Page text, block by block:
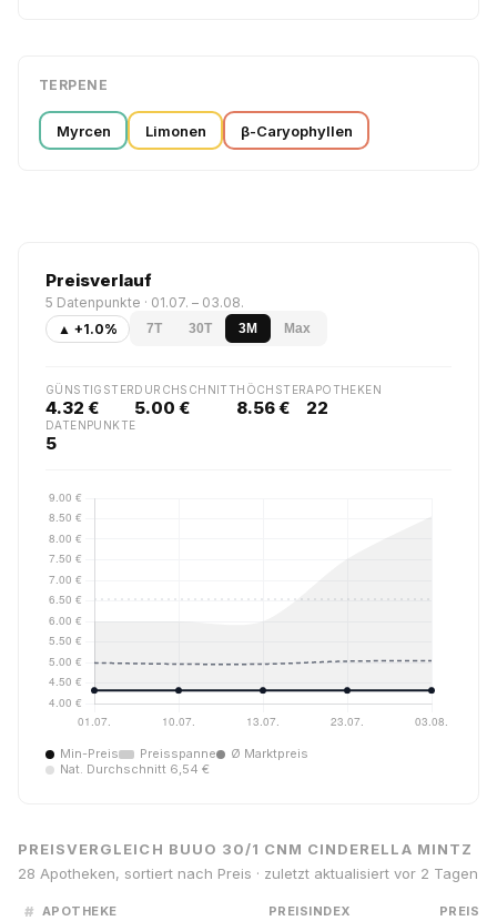
TERPENE
Myrcen Limonen β-Caryophyllen
Preisverlauf
5 Datenpunkte · 01.07. – 03.08.
▲ +1.0%
7T 30T 3M Max
GÜNSTIGSTER
4.32 €
DURCHSCHNITT
5.00 €
HÖCHSTER
8.56 €
APOTHEKEN
22
DATENPUNKTE
5
Min-Preis Preisspanne
Ø Marktpreis
Nat. Durchschnitt 6,54 €
PREISVERGLEICH BUUO 30/1 CNM CINDERELLA MINTZ
28 Apotheken, sortiert nach Preis · zuletzt aktualisiert vor 2 Tagen
# APOTHEKE PREISINDEX PREIS